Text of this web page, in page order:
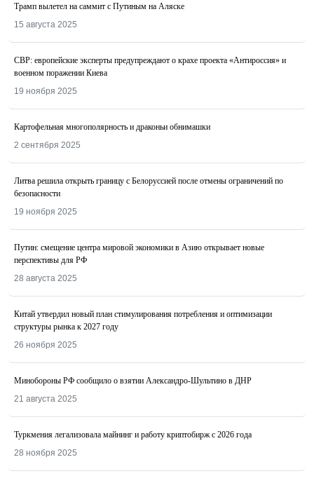
Трамп вылетел на саммит с Путиным на Аляске
15 августа 2025
СВР: европейские эксперты предупреждают о крахе проекта «Антироссия» и
военном поражении Киева
19 ноября 2025
Картофельная многополярность и драконьи обнимашки
2 сентября 2025
Литва решила открыть границу с Белоруссией после отмены ограничений по
безопасности
19 ноября 2025
Путин: смещение центра мировой экономики в Азию открывает новые
перспективы для РФ
28 августа 2025
Китай утвердил новый план стимулирования потребления и оптимизации
структуры рынка к 2027 году
26 ноября 2025
Минобороны РФ сообщило о взятии Александро-Шультино в ДНР
21 августа 2025
Туркмения легализовала майнинг и работу криптобирж с 2026 года
28 ноября 2025